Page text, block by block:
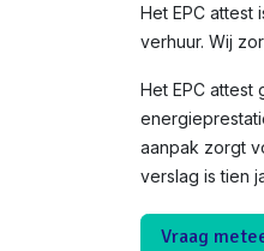
Het EPC
verhuur. Wij
Het EPC
aanpak zorgt
verslag is tien
Vraag